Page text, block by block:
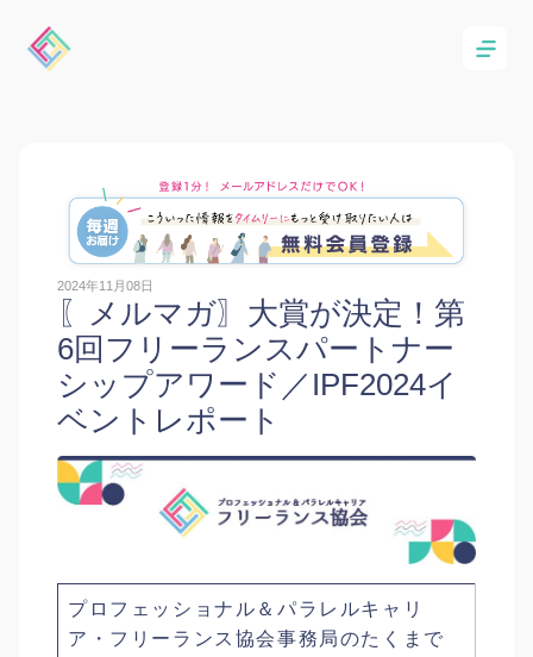
2024年11月08日
〖メルマガ〗大賞が決定！第
6回フリーランスパートナー
シップアワード／IPF2024イ
ベントレポート
プロフェッショナル＆パラレルキャリ
ア・フリーランス協会事務局のたくまで